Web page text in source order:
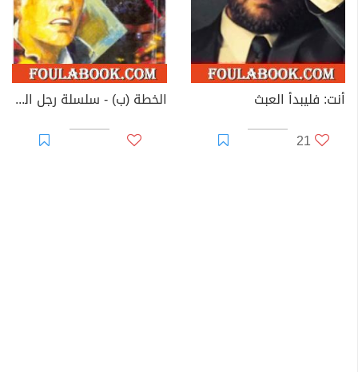
أنت: فليبدأ العبث
21
الخطة (ب) - سلسلة رجل المستحيل